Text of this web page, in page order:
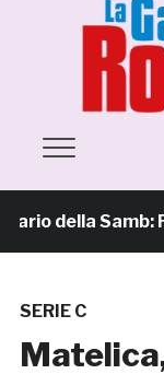
della Samb:
SERIE C